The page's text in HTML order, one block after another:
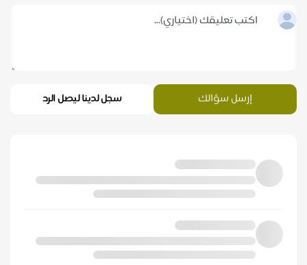
إرسل سؤالك سجل لدينا ليصل الرد